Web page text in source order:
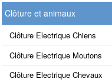
Clôture et animaux
Clôture Electrique Chiens
Clôture Electrique Moutons
Clôture Electrique Chevaux